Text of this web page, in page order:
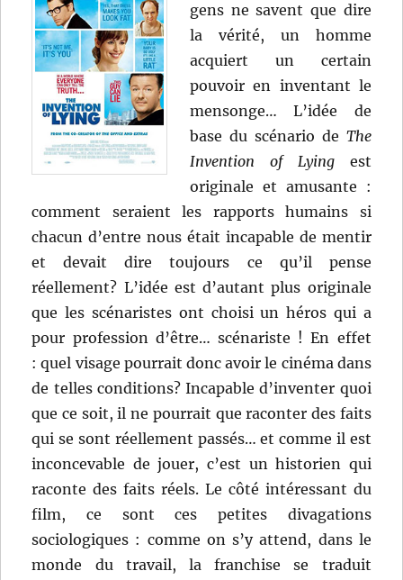
gens ne savent que dire
la vérité, un homme
acquiert un certain
pouvoir en inventant le
mensonge… L’idée de
base du scénario de The
Invention of Lyingest
originale et amusante :
comment seraient les rapports humains si
chacun d’entre nous était incapable de mentir
et devait dire toujours ce qu’il pense
réellement? L’idée est d’autant plus originale
que les scénaristes ont choisi un héros qui a
pour profession d’être… scénariste ! En effet
: quel visage pourrait donc avoir le cinéma dans
de telles conditions? Incapable d’inventer quoi
que ce soit, il ne pourrait que raconter des faits
qui se sont réellement passés… et comme il est
inconcevable de jouer, c’est un historien qui
raconte des faits réels. Le côté intéressant du
film, ce sont ces petites divagations
sociologiques : comme on s’y attend, dans le
monde du travail, la franchise se traduit